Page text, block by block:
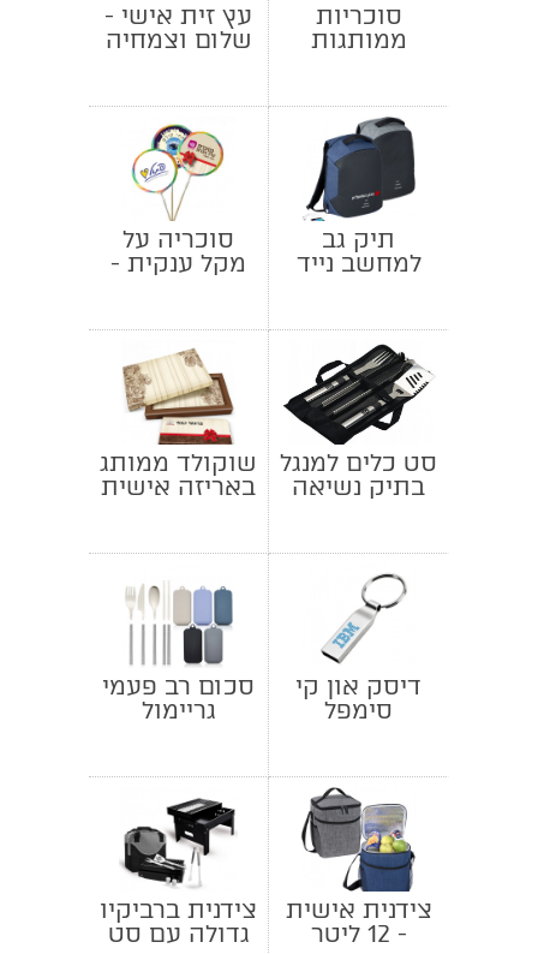
סוכריות
ממותגות
עץ זית אישי -
שלום וצמחיה
תיק גב
למחשב נייד
סוכריה על
מקל ענקית -
סט כלים למנגל
בתיק נשיאה
שוקולד ממותג
באריזה אישית
דיסק און קי
סימפל
סכום רב פעמי
גריימול
צידנית אישית
- 12 ליטר
צידנית ברביקיו
גדולה עם סט